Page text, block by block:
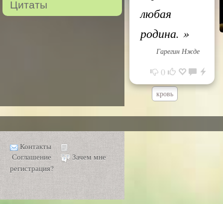
Цитаты
любая
родина. »
Гарегин Нжде
0
кровь
Контакты
Соглашение
Зачем мне
регистрация?